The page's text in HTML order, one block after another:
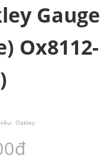
Gauge
Ox8112-
Oakley